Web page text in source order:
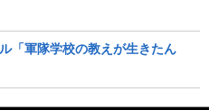
「軍隊学校の教えが生きたん